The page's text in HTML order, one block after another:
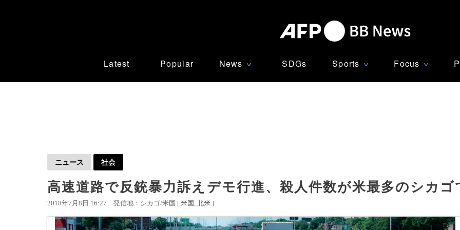
Latest Popular News ∨ SDGs Sports ∨ Focus ∨
ニュース 社会
高速道路で反銃暴力訴えデモ行進、殺人件数が米最多のシカゴ
2018年7月8日 16:27 発信地：シカゴ/米国 [ 米国 北米 ]